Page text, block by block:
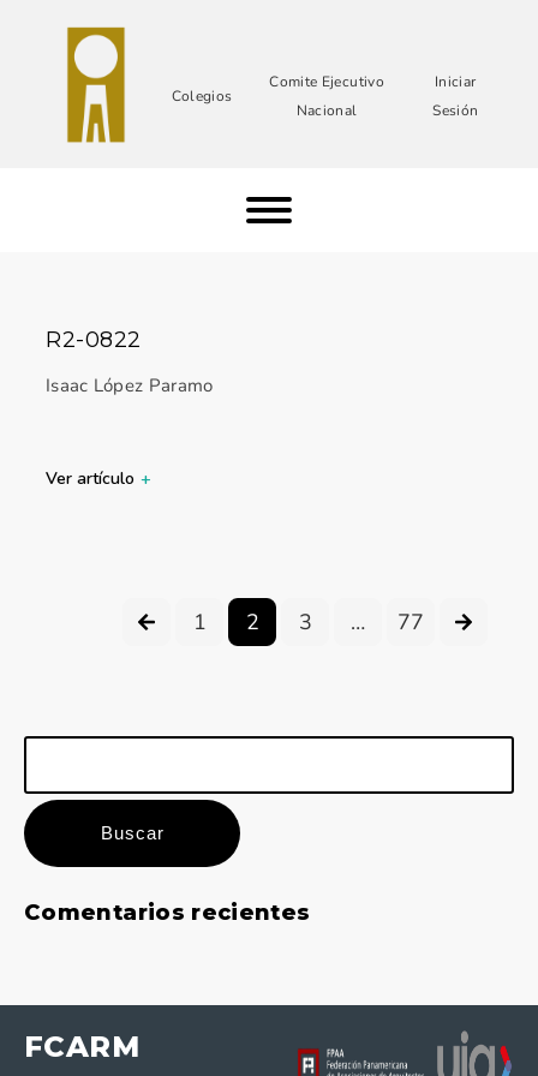
Colegios
Comite Ejecutivo
Nacional
Iniciar
Sesión
R2-0822
Isaac López Paramo
Ver artículo +
1 2 3 … 77
Buscar:
Comentarios recientes
FCARM